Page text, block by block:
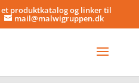
et produktkatalog og linker til
mail@malwigruppen.dk